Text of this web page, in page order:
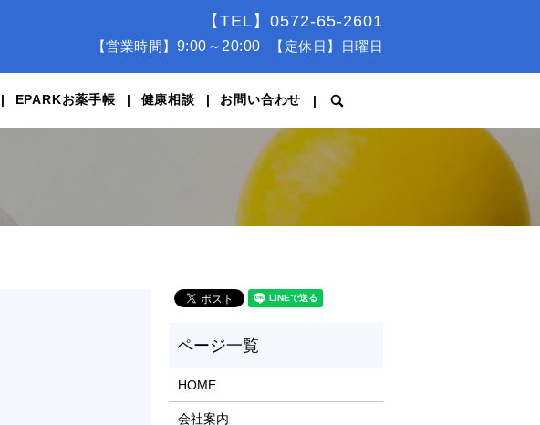
【TEL】0572-65-2601
【営業時間】 9:00～20:00 【定休日】日曜日
EPARKお薬手帳 健康相談 お問い合わせ
HOME
会社案内